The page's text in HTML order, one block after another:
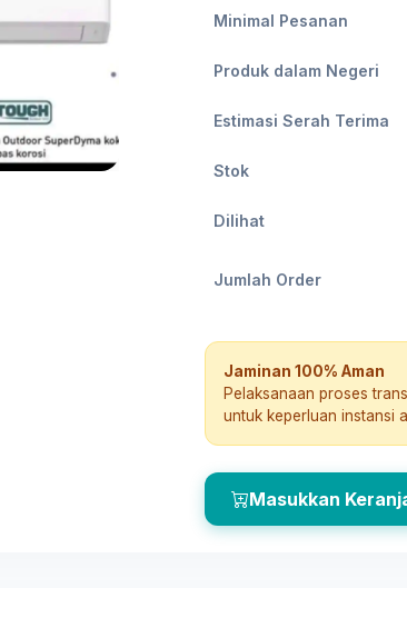
Minimal Pesanan
Produk dalam Negeri
Estimasi Serah Terima
Stok
Dilihat
Jumlah Order
Jaminan 100% Aman
Pelaksanaan proses
untuk keperluan instansi
Masukkan